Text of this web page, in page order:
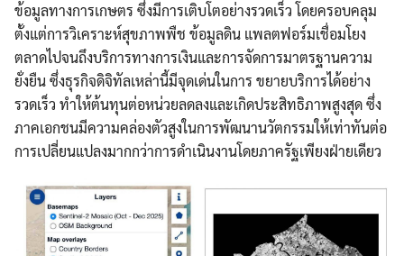
ข้อมูลทางการเกษตร ซึ่งมีการเติบโตอย่างรวดเร็ว โดยครอบคลุม
ตั้งแต่การวิเคราะห์สุขภาพพืช ข้อมูลดิน แพลตฟอร์มเชื่อมโยง
ตลาดไปจนถึงบริการทางการเงินและการจัดการมาตรฐานความ
ยั่งยืน ซึ่งธุรกิจดิจิทัลเหล่านี้มีจุดเด่นในการ ขยายบริการได้อย่าง
รวดเร็ว ทำให้ต้นทุนต่อหน่วยลดลงและเกิดประสิทธิภาพสูงสุด ซึ่ง
ภาคเอกชนมีความคล่องตัวสูงในการพัฒนานวัตกรรมให้เท่าทันต่อ
การเปลี่ยนแปลงมากกว่าการดำเนินงานโดยภาครัฐเพียงฝ่ายเดียว